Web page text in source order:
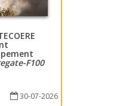
F100
30-07-2026